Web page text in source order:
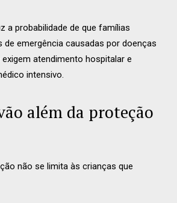
a probabilidade de que famílias
emergência causadas por doenças
atendimento hospitalar e
intensivo.
além da proteção
não se limita às crianças que